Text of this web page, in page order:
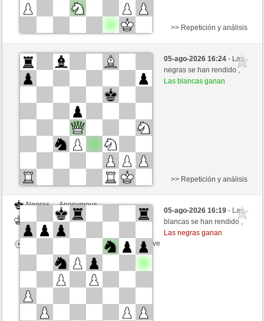
Negras
Anonymous
Blancas
Hinkelstein (1309)
Tiempo: 5 minutes/side + 8 seconds/move
>> Repetición y análisis
05-ago-2026 16:24- Las
negras se han rendido ,
Las blancas ganan
Negras
Anonymous
Hinkelstein (1309)
Tiempo: 5 minutes/side + 8 seconds/move
>> Repetición y análisis
05-ago-2026 16:19- Las
blancas se han rendido ,
Las negras ganan